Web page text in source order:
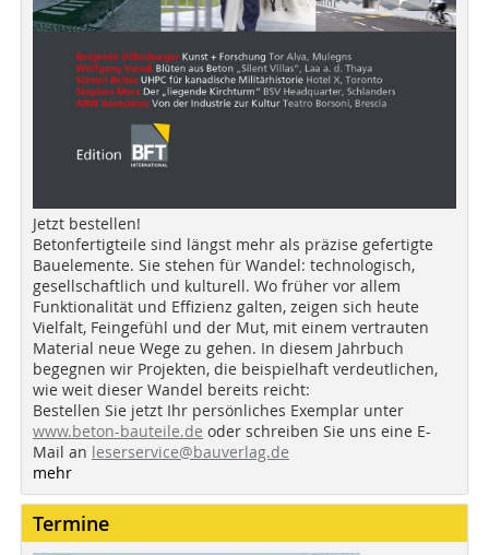
Jetzt bestellen!
Betonfertigteile sind längst mehr als präzise gefertigte
Bauelemente. Sie stehen für Wandel: technologisch,
gesellschaftlich und kulturell. Wo früher vor allem
Funktionalität und Effizienz galten, zeigen sich heute
Vielfalt, Feingefühl und der Mut, mit einem vertrauten
Material neue Wege zu gehen. In diesem Jahrbuch
begegnen wir Projekten, die beispielhaft verdeutlichen,
wie weit dieser Wandel bereits reicht:
Bestellen Sie jetzt Ihr persönliches Exemplar unter
www.beton-bauteile.de oder schreiben Sie uns eine E-
Mail an leserservice@bauverlag.de
mehr
Termine